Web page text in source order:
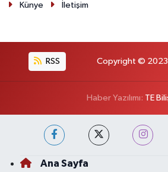
Künye İletişim
RSS Copyright © 2023.
Haber Yazılımı: TE
Ana Sayfa